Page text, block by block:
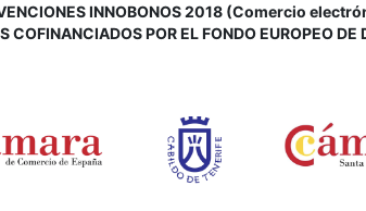
INNOBONOS 2018 (Comercio
COFINANCIADOS POR EL FONDO EUROPEO DE